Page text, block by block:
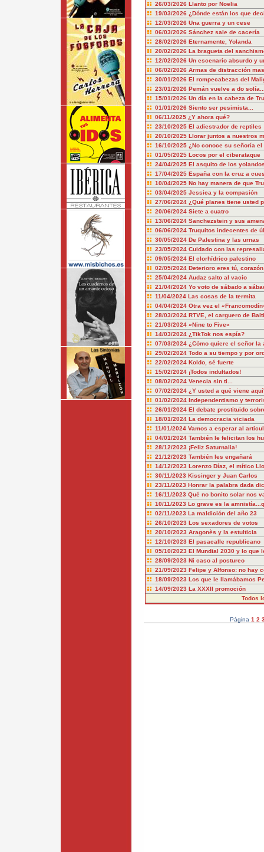
26/03/2026 Llanto por Noelia
19/03/2026 ¿Dónde están los que
12/03/2026 Una guerra y un cese
06/03/2026 Sánchez sale de cacería
28/02/2026 Eternamente, Yolanda
20/02/2026 La bragueta del
12/02/2026 Un escenario absurdo y
06/02/2026 Armas de distracción
30/01/2026 El rompecabezas del
23/01/2026 Pemán vuelve a do
15/01/2026 Un día en la cabeza de
01/01/2026 Siento ser pesimista...
06/11/2025 ¿Y ahora qué?
23/10/2025 El adiestrador de reptiles
20/10/2025 Llorar juntos a nuestros
16/10/2025 ¿No conoce su señoría
01/05/2025 Locos por el ciberataque
24/04/2025 El asquito de los
17/04/2025 España con la cruz a
10/04/2025 No hay manera de que
03/04/2025 Jessica y la compasión
27/06/2024 ¿Qué planes tiene usted
20/06/2024 Siete a cuatro
13/06/2024 Sanchezstein y sus
06/06/2024 Truquitos indecentes de
30/05/2024 De Palestina y las urnas
23/05/2024 Cuidado con las
09/05/2024 El clorhídrico palestino
02/05/2024 Deterioro eres tú, corazón
25/04/2024 Audaz salto al vacío
21/04/2024 Yo voto de sábado a
11/04/2024 Las cosas de la termita
04/04/2024 Otra vez el
28/03/2024 RTVE, el carguero de
21/03/2024 «Nine to Five»
14/03/2024 ¿TikTok nos espía?
07/03/2024 ¿Cómo quiere el señor la
29/02/2024 Todo a su tiempo y por
22/02/2024 Koldo, sé fuerte
15/02/2024 ¡Todos indultados!
08/02/2024 Venecia sin ti...
07/02/2024 ¿Y usted a qué viene
01/02/2024 Independentismo y
26/01/2024 El debate prostituido
18/01/2024 La democracia viciada
11/01/2024 Vamos a esperar al
04/01/2024 También le felicitan los
28/12/2023 ¡Feliz Saturnalia!
21/12/2023 También les engañará
14/12/2023 Lorenzo Díaz, el mítico
30/11/2023 Kissinger y Juan Carlos
23/11/2023 Honrar la palabra dada
16/11/2023 Qué no bonito solar nos
10/11/2023 Lo grave es la
02/11/2023 La maldición del año 23
26/10/2023 Los sexadores de votos
20/10/2023 Aragonès y la estulticia
12/10/2023 El pasacalle republicano
05/10/2023 El Mundial 2030 y lo que
28/09/2023 Ni caso al postureo
21/09/2023 Felipe y Alfonso: no hay
18/09/2023 Los que le llamábamos
14/09/2023 La XXXII promoción
Todos
Página 1 2